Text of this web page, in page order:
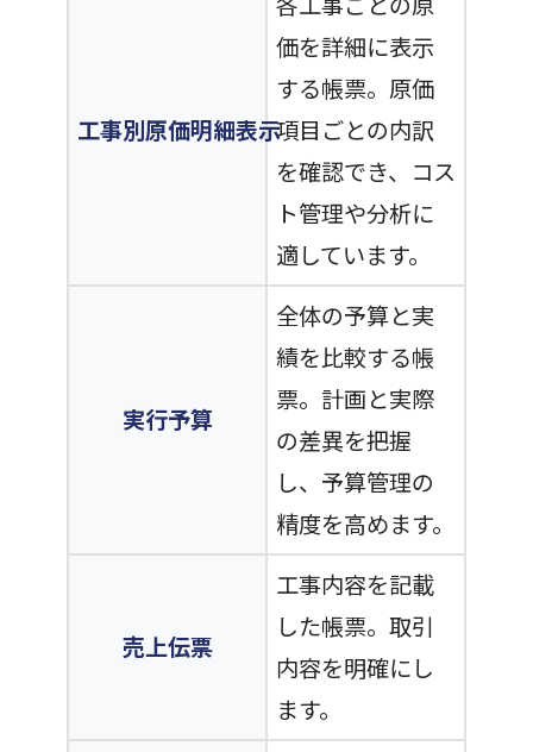
工事別原価明細表示
価を詳細に表示
する帳票。原価
項目ごとの内訳
を確認でき、コス
ト管理や分析に
適しています。
実行予算
全体の予算と実
績を比較する帳
票。計画と実際
の差異を把握
し、予算管理の
精度を高めます。
売上伝票
工事内容を記載
した帳票。取引
内容を明確にし
ます。